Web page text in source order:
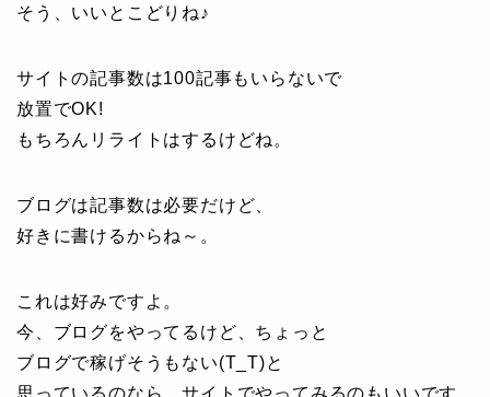
そう、いいとこどりね♪
サイトの記事数は100記事もいらないで
放置でOK!
もちろんリライトはするけどね。
ブログは記事数は必要だけど、
好きに書けるからね～。
これは好みですよ。
今、ブログをやってるけど、ちょっと
ブログで稼げそうもない(T_T)と